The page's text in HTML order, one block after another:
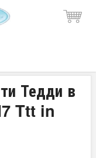
Тедди в
Ttt in